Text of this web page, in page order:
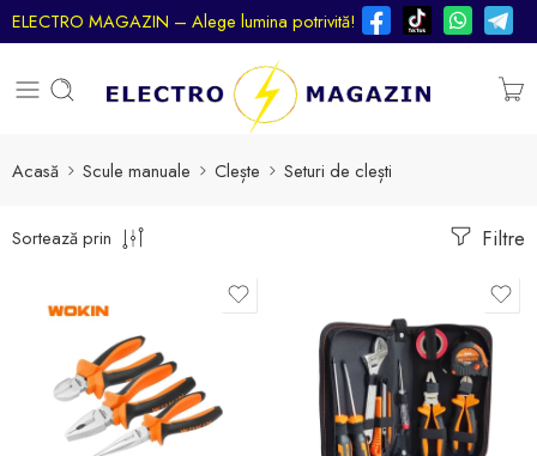
ELECTRO MAGAZIN – Alege lumina potrivită!
Acasă Scule manuale Clește Seturi de clești
Filtre
Sortează prin